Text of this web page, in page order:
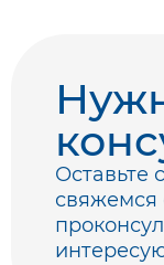
Оставьте
свяжемся